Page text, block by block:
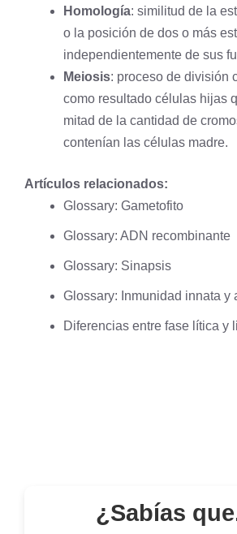
Homología: similitud de la
o la posición de dos o más
independientemente de sus
Meiosis: proceso de división
como resultado células hijas
mitad de la cantidad de
contenían las células madre.
Artículos relacionados:
Glossary: Gametofito
Glossary: ADN recombinante
Glossary: Sinapsis
Glossary: Inmunidad innata y
Diferencias entre fase lítica y
¿Sabías